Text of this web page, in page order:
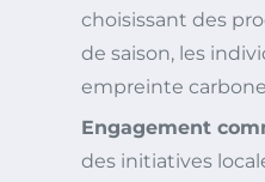
choisissant des
de saison, les
empreinte
Engagement
des initiatives